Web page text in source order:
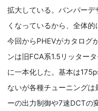
拡大している。バンパー
くなっているから、全体
今回からPHEVがカタログ
ンは旧FCA系1.5リッター
に一本化した。基本は
ないが各種チューニング
ーの出力制御や7速DCTの